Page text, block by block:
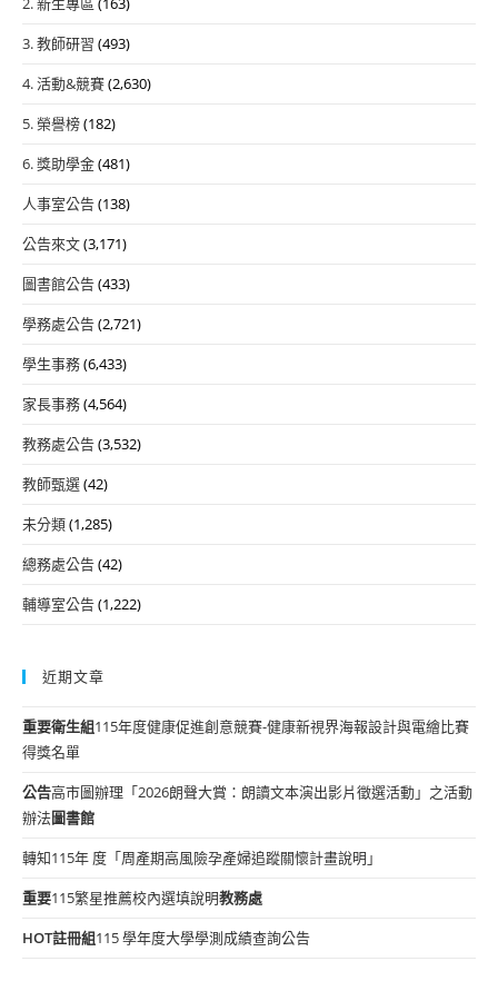
3. 教師研習 (493)
4. 活動&競賽(2,630)
5. 榮譽榜(182)
6. 獎助學金(481)
人事室公告(138)
公告來文(3,171)
圖書館公告(433)
學務處公告(2,721)
學生事務(6,433)
家長事務(4,564)
教務處公告(3,532)
教師甄選(42)
未分類(1,285)
總務處公告(42)
輔導室公告(1,222)
近期文章
重要衛生組115年度健康促進創意競賽-健康新視界海報設計與電繪比賽
得獎名單
公告高市圖辦理「2026朗聲大賞：朗讀文本演出影片徵選活動」之活動
辦法圖書館
轉知115年 度「周產期高風險孕產婦追蹤關懷計畫說明」
重要115繁星推薦校內選填說明教務處
HOT註冊組115 學年度大學學測成績查詢公告